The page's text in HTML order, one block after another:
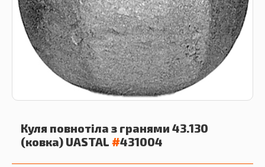
Куля повнотіла з гранями 43.130
(ковка) UASTAL #431004